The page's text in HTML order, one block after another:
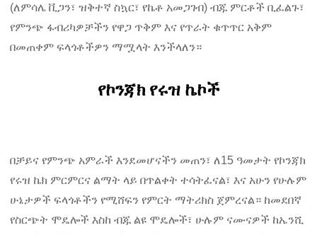
(ለምሳሌ ቪጋን፣ ዝቅተኛ ስኳር፣ የኬቶ አመጋገብ) ብጁ ምርቶች ቢፈልጉ፣
የምንጭ ፋብሪካዎቻችን የዋጋ ጥቅም እና የጥራት ቁጥጥር አቅም
በመጠቀም ፍላጎቶችዎን ማሟላት እንችላለን።
የኮንጃክ የሩዝ ኬኮች
በቻይና የምንጭ አምራች እንደመሆናችን መጠን፣ ለ15 ዓመታት የኮንጃክ
የሩዝ ኬክ ምርምርና ልማት ላይ በጥልቀት ተሳትፈናል፣ እና አሁን የሁሉም
ሁኔታዎች ፍላጎቶችን የሚሸፍን የምርት ማትሪክስ ጀምረናል። ከመደበኛ
የስርጭት ሞዴሎች እስከ ብጁ ልዩ ሞዴሎች፣ ሁሉም ናሙናዎች ከኤንሺ